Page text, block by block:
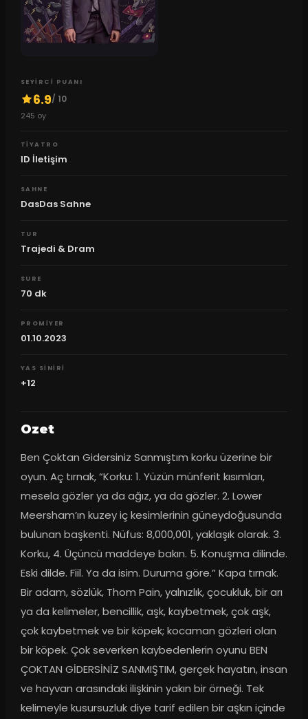
SEYIRCI PUANI
6.9/ 10
245 oy
TIYATRO
ID İletişim
SAHNE
DasDas Sahne
TUR
Trajedi & Dram
SURE
70 dk
PROMIYER
01.10.2023
YAS SINIRI
+12
Ozet
Ben Çoktan Gidersiniz Sanmıştım korku üzerine bir
oyun. Aç tırnak, “Korku: 1. Yüzün münferit kısımları,
mesela gözler ya da ağız, ya da gözler. 2. Lower
Meersham’ın kuzey iç kesimlerinin güneydoğusunda
bulunan başkenti. Nüfus: 8,000,001, yaklaşık olarak. 3.
Korku, 4. Üçüncü maddeye bakın. 5. Konuşma dilinde.
Eski dilde. Fiil. Ya da isim. Duruma göre.” Kapa tırnak.
Bir adam, sözlük, Thom Pain, yalnızlık, çocukluk, bir arı
ya da kelimeler, bencillik, aşk, kaybetmek, çok aşk,
çok kaybetmek ve bir köpek; kocaman gözleri olan
bir köpek. Çok severken kaybedenlerin oyunu BEN
ÇOKTAN GİDERSİNİZ SANMIŞTIM, gerçek hayatın, insan
ve hayvan arasındaki ilişkinin yakın bir örneği. Tek
kelimeyle kusursuzluk diye tarif edilen bir aşkın içinde